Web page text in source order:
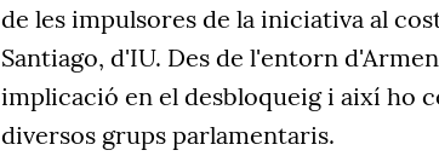
de les impulsores de la iniciativa al
Santiago, d'IU. Des de l'entorn
implicació en el desbloqueig i així ho
diversos grups parlamentaris.